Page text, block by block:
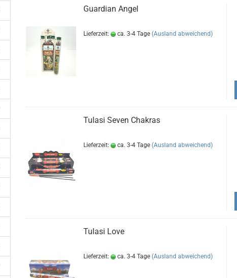
Guardian Angel
Lieferzeit: ca. 3-4 Tage (Ausland abweichend)
Tulasi Seven Chakras
Lieferzeit: ca. 3-4 Tage (Ausland abweichend)
Tulasi Love
Lieferzeit: ca. 3-4 Tage (Ausland abweichend)